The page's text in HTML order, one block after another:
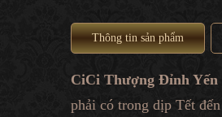
Thông tin sản phẩm
CiCi Thượng Đỉnh Yến
phải có trong dịp Tết